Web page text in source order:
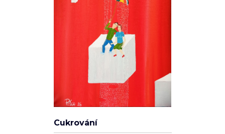
Cukrování